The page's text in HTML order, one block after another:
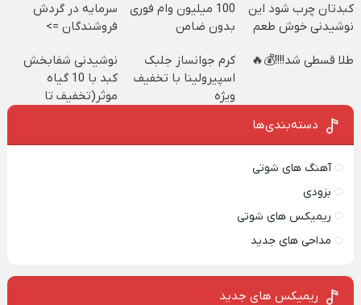
کبدتان چرب شود این
نوشیدنی خوش طعم
100 میلیون وام فوری
بدون ضامن
سرمایه در گردش
فروشندگان =>
کن
طلا قسطی شد!!!!💰🔥
کرم جوانساز جلبک
اسپیرولینا با تخفیف
ویژه
نوشیدنی شفابخش
کبد با 10 گیاه
موثر(تخفیف تا
دسته‌بندی‌ها
آهنگ های شوتی
بزودی
ریمیکس های شوتی
مداحی های جدید
ریمیکس‌ های جدید